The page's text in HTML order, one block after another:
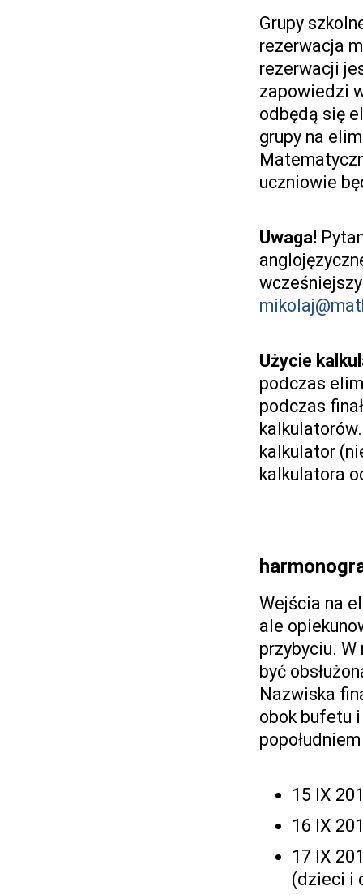
Grupy
rezerwacja
rezerwacji
zapowiedzi
odbędą się
grupy na
uczniowie
Uwaga!
Użycie
podczas
podczas
kalkulator
kalkulatora
Wejścia na
ale
przybyciu.
być
Nazwiska
obok bufetu
15 IX
16 IX
17 IX
(dzieci i